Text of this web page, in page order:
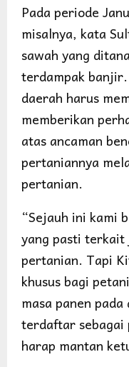
Pada periode
misalnya, kata
sawah yang
terdampak
daerah harus
memberikan
atas ancaman
pertaniannya
pertanian.
“Sejauh ini kami
yang pasti terkait
pertanian. Tapi
khusus bagi
masa panen
terdaftar sebagai
harap mantan